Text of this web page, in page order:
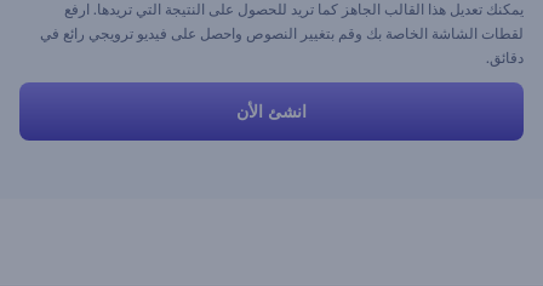
يمكنك تعديل هذا القالب الجاهز كما تريد للحصول على النتيجة التي تريدها. ارفع
لقطات الشاشة الخاصة بك وقم بتغيير النصوص واحصل على فيديو ترويجي رائع في
دقائق.
انشئ الأن